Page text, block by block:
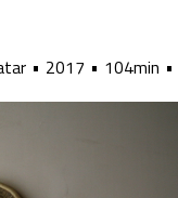
2017 104min